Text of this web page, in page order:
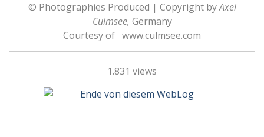
© Photographies Produced | Copyright byAxel
Culmsee, Germany
Courtesy of www.culmsee.com
1.831 views